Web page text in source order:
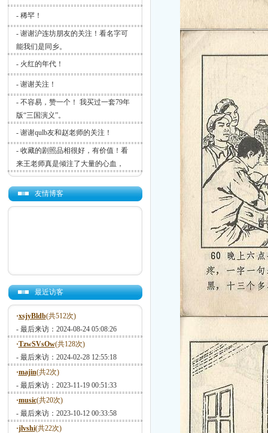
- 稀罕！
- 谢谢沪连坊朋友的关注！看名字可
能我们是同乡。
- 火红的年代！
- 谢谢关注！
- 不容易，赞一个！ 我买过一套79年
版“三国演义”。
- 谢谢qulb友和赵老师的关注！
- 收藏的剧照品相很好，有价值！看
来王老师真是倾注了大量的心血，
友情博客
最近访客
·xsjyBldb(共512次)
- 最后来访：2024-08-24 05:08:26
·TzwSVsOw(共128次)
- 最后来访：2024-02-28 12:55:18
·majin(共2次)
- 最后来访：2023-11-19 00:51:33
·music(共20次)
- 最后来访：2023-10-12 00:33:58
·jlvshi(共22次)